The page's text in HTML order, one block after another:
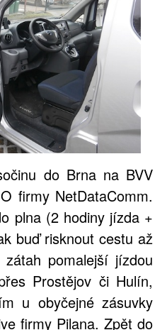
do Brna na BVV
firmy NetDataComm.
plna (2 hodiny jízda +
buď risknout cestu až
pomalejší jízdou
Prostějov či Hulín,
u obyčejné zásuvky
firmy Pilana. Zpět do